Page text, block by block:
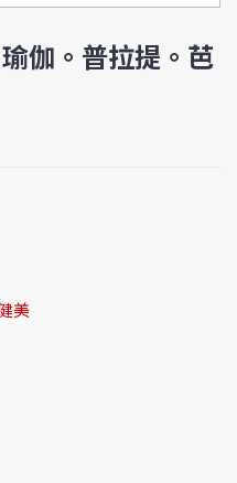
伽。普拉提。芭
美